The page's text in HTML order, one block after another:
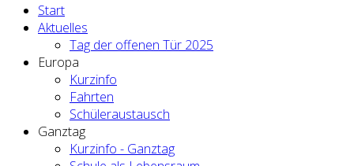
Start
Aktuelles
Tag der offenen Tür 2025
Europa
Kurzinfo
Fahrten
Schüleraustausch
Ganztag
Kurzinfo - Ganztag